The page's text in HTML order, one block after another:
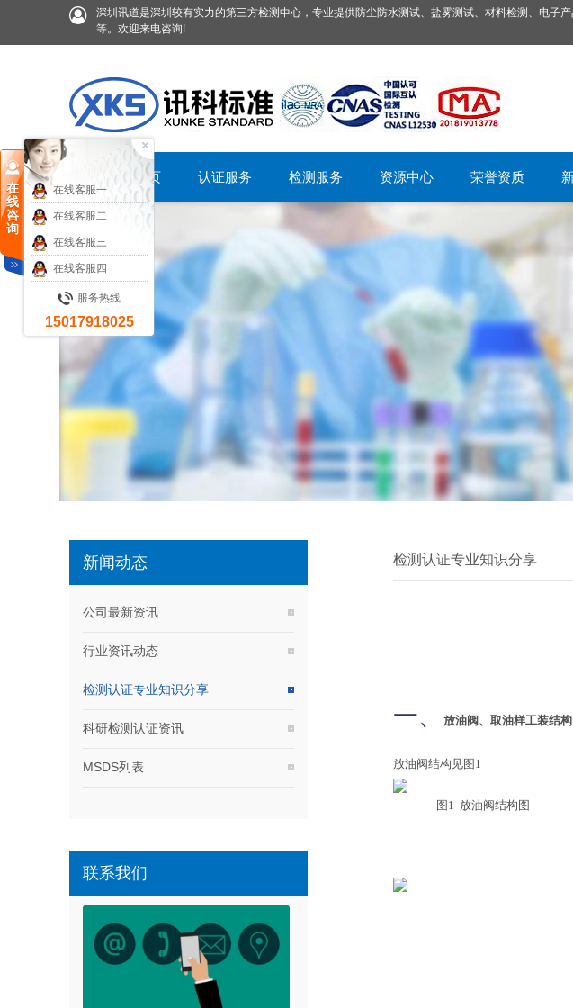
深圳讯道是深圳较有实力的第三方检测中心，专业提供防尘防水测试、盐雾测试、材料检测、电子
等。欢迎来电咨询!
首页 认证服务 检测服务 资源中心 荣誉资质
新闻动态
公司最新资讯
行业资讯动态
检测认证专业知识分享
科研检测认证资讯
MSDS列表
联系我们
检测认证专业知识分享
一、 放油阀、取油样工装结构
放油阀结构见图1
图1 放油阀结构图
在
线
咨
询
在线客服一
在线客服二
在线客服三
在线客服四
服务热线
15017918025